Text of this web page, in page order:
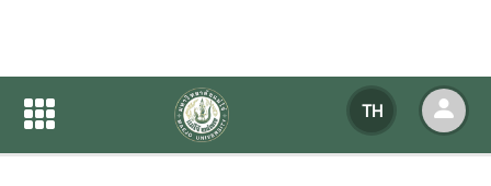
TH
ปฏิทินกิจกรรมของหน่วยงาน
ปฏิทินกิจกรรมของหน่วยงาน